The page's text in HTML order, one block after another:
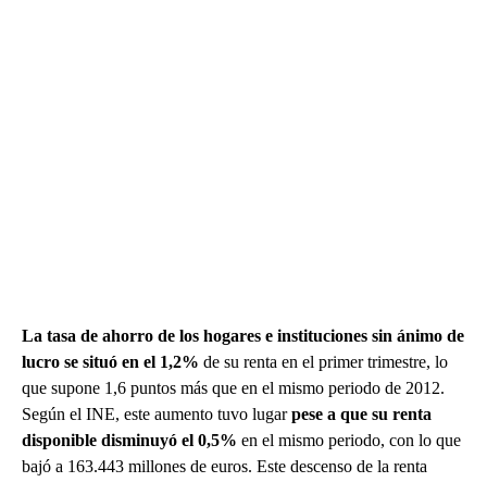
La tasa de ahorro de los hogares e instituciones sin ánimo de
lucro se situó en el 1,2% de su renta en el primer trimestre, lo
que supone 1,6 puntos más que en el mismo periodo de 2012.
Según el INE, este aumento tuvo lugarpese a que su renta
disponible disminuyó el 0,5% en el mismo periodo, con lo que
bajó a 163.443 millones de euros. Este descenso de la renta